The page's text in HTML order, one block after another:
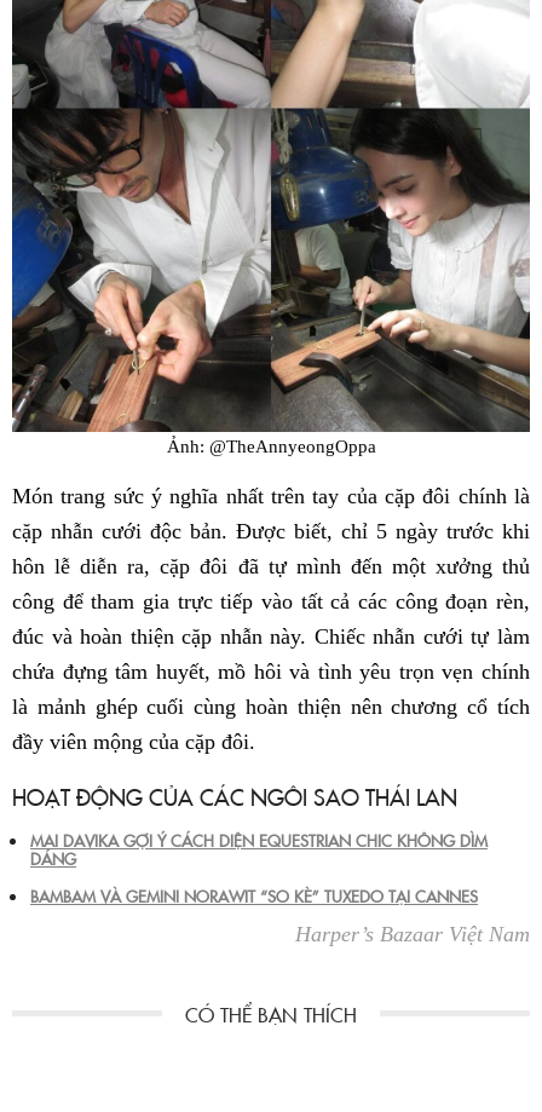
Ảnh: @TheAnnyeongOppa
Món trang sức ý nghĩa nhất trên tay của cặp đôi chính là
cặp nhẫn cưới độc bản. Được biết, chỉ 5 ngày trước khi
hôn lễ diễn ra, cặp đôi đã tự mình đến một xưởng thủ
công để tham gia trực tiếp vào tất cả các công đoạn rèn,
đúc và hoàn thiện cặp nhẫn này. Chiếc nhẫn cưới tự làm
chứa đựng tâm huyết, mồ hôi và tình yêu trọn vẹn chính
là mảnh ghép cuối cùng hoàn thiện nên chương cổ tích
đầy viên mộng của cặp đôi.
HOẠT ĐỘNG CỦA CÁC NGÔI SAO THÁI LAN
MAI DAVIKA GỢI Ý CÁCH DIỆN EQUESTRIAN CHIC KHÔNG DÌM
DÁNG
BAMBAM VÀ GEMINI NORAWIT “SO KÈ” TUXEDO TẠI CANNES
Harper’s Bazaar Việt Nam